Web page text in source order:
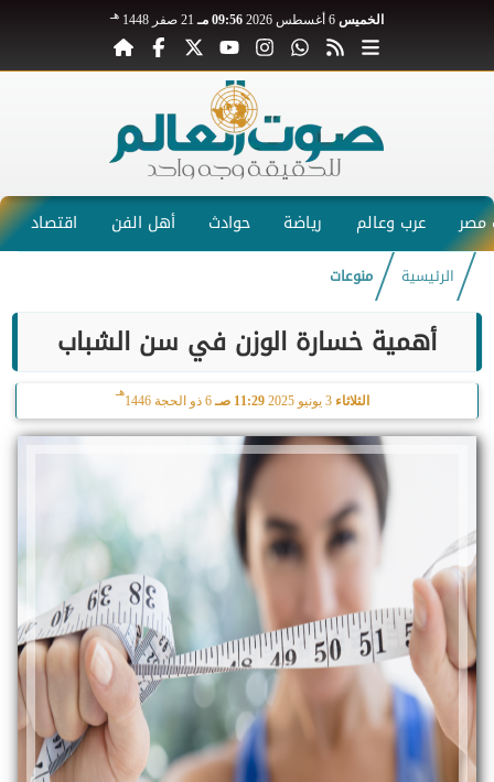
الخميس 09:56 مـ 21 صفر 1448 هـ
عرب وعالم رياضة حوادث أهل الفن اقتصاد
الرئيسية منوعات
أهمية خسارة الوزن في سن الشباب
الثلاثاء 11:29 صـ 6 ذو الحجة 1446
هـ